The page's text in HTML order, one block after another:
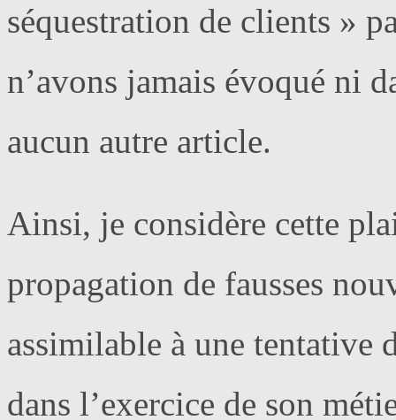
séquestration de clients »
n’avons jamais évoqué ni
aucun autre article.
Ainsi, je considère cette
propagation de fausses
assimilable à une tentative
dans l’exercice de son